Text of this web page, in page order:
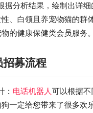
据分析结果，绘制出详
、白领且养宠物猫的群
的健康保健类会员服务。
招募流程
： 电话机器人可以根据
一定给您带来了很多欢